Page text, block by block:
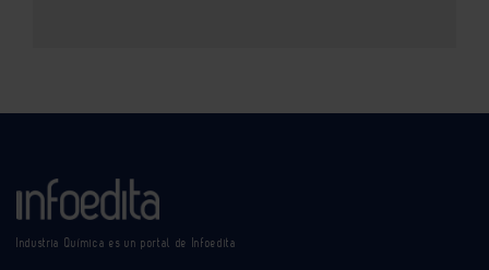
Industria Química es un portal de Infoedita